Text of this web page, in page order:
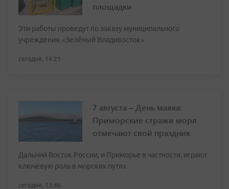
площадки
Эти работы проведут по заказу муниципального
учреждения «Зелёный Владивосток»
сегодня, 14:21
7 августа – День маяка:
Приморские стражи моря
отмечают свой праздник
Дальний Восток России, и Приморье в частности, играют
ключевую роль в морских путях
сегодня, 13:46